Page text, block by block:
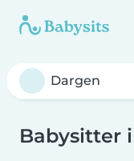
Babysitter